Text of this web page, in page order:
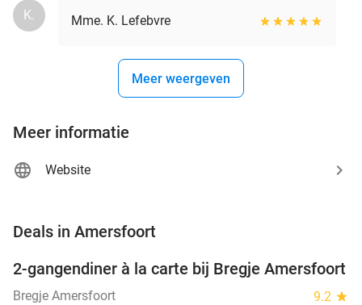
K. Mme. K. Lefebvre
Meer weergeven
Meer informatie
Website
Deals in Amersfoort
12%
2-gangendiner à la carte bij Bregje Amersfoort
Bregje Amersfoort 9.2 star